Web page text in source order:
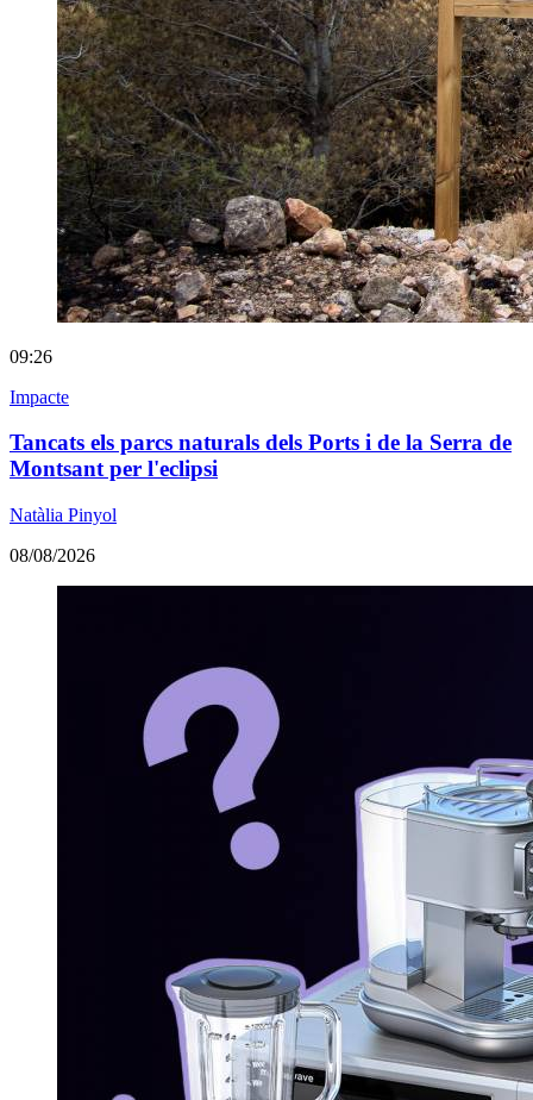
09:26
Impacte
Tancats els parcs naturals dels Ports i de la Serra de
Montsant per l'eclipsi
Natàlia Pinyol
08/08/2026